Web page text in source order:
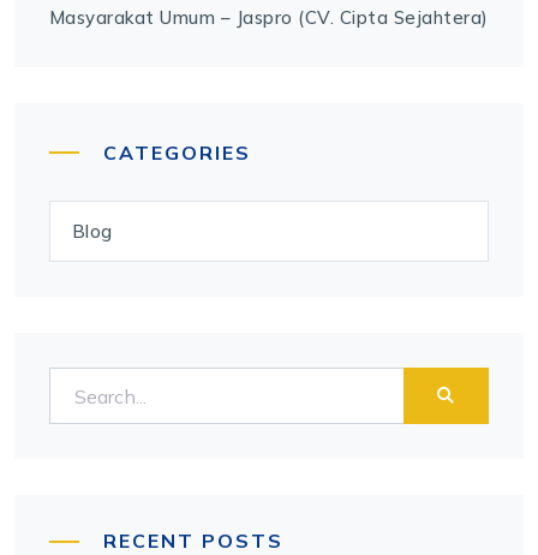
Masyarakat Umum – Jaspro (CV. Cipta Sejahtera)
CATEGORIES
Blog
RECENT POSTS